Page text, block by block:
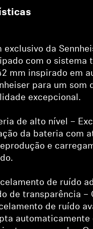
exclusivo da
com o sistema
mm inspirado em
para um som
excepcional.
de alto nível –
da bateria com
e
de ruído
de transparência –
de ruído
automaticamente